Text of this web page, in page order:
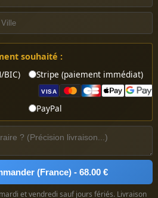
souhaité :
BIC)
Stripe (paiement immédiat)
VISA
PayPal
(France) - 68.00 €
et vendredi sauf jours fériés. Livraison